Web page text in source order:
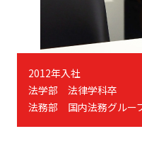
2012年入社
法学部 法律学科卒
法務部 国内法務グルー